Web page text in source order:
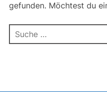
gefunden. Möchtest du
Suchen
nach: